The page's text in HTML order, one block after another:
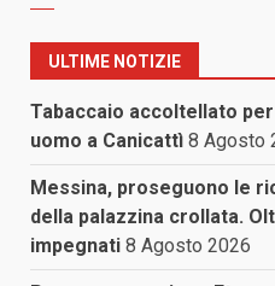
ULTIME NOTIZIE
Tabaccaio accoltellato
uomo a Canicattì 8 Agosto
Messina, proseguono le
della palazzina crollata.
impegnati 8 Agosto 2026